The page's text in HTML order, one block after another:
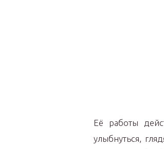
Её работы
улыбнуться,